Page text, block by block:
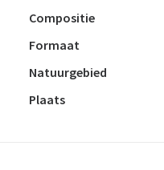
Compositie
Formaat
Natuurgebied
Plaats